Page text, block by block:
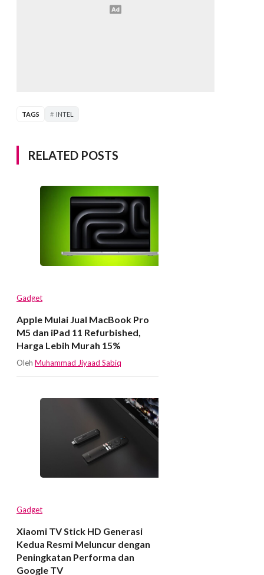
TAGS INTEL
RELATED POSTS
Gadget
Apple Mulai Jual MacBook Pro
M5 dan iPad 11 Refurbished,
Harga Lebih Murah 15%
Oleh Muhammad Jiyaad Sabiq
Gadget
Xiaomi TV Stick HD Generasi
Kedua Resmi Meluncur dengan
Peningkatan Performa dan
Google TV